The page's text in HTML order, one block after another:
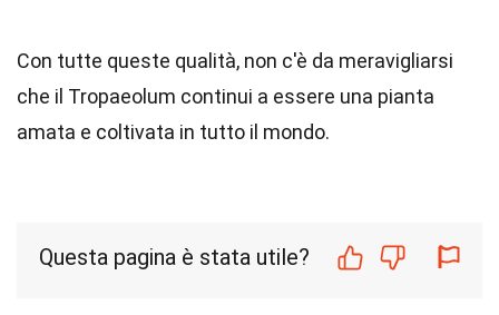
Con tutte queste qualità, non c'è da meravigliarsi
che il Tropaeolum continui a essere una pianta
amata e coltivata in tutto il mondo.
Questa pagina è stata utile?